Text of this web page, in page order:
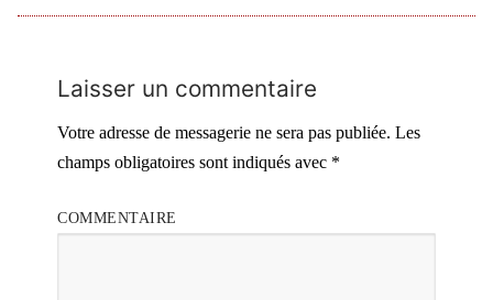
Laisser un commentaire
Votre adresse de messagerie ne sera pas publiée. Les
champs obligatoires sont indiqués avec *
COMMENTAIRE